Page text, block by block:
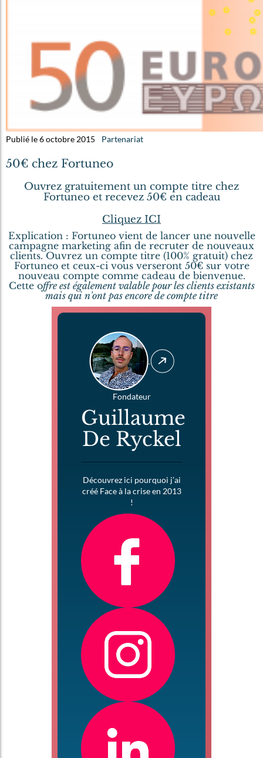
Publié le 6 octobre 2015 Partenariat
50€ chez Fortuneo
Ouvrez gratuitement un compte titre chez
Fortuneo et recevez 50€ en cadeau
Cliquez ICI
Explication : Fortuneo vient de lancer une nouvelle
campagne marketing afin de recruter de nouveaux
clients. Ouvrez un compte titre (100% gratuit) chez
Fortuneo et ceux-ci vous verseront 50€ sur votre
nouveau compte comme cadeau de bienvenue.
Cette offre est également valable pour les clients existants
mais qui n'ont pas encore de compte titre
Fondateur
Guillaume
De Ryckel
Découvrez ici pourquoi j’ai
créé Face à la crise en 2013
!